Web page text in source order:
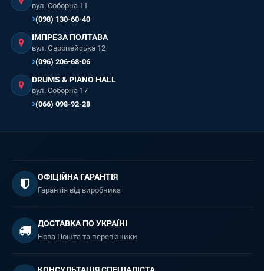
вул. Соборна 11
(098) 130-60-40
ІМПРЕЗА ПОЛТАВА
вул. Європейська 12
(096) 206-68-06
DRUMS & PIANO HALL
вул. Соборна 17
(066) 098-92-28
ОФІЦІЙНА ГАРАНТІЯ
Гарантія від виробника
ДОСТАВКА ПО УКРАЇНІ
Нова Пошта та перевізники